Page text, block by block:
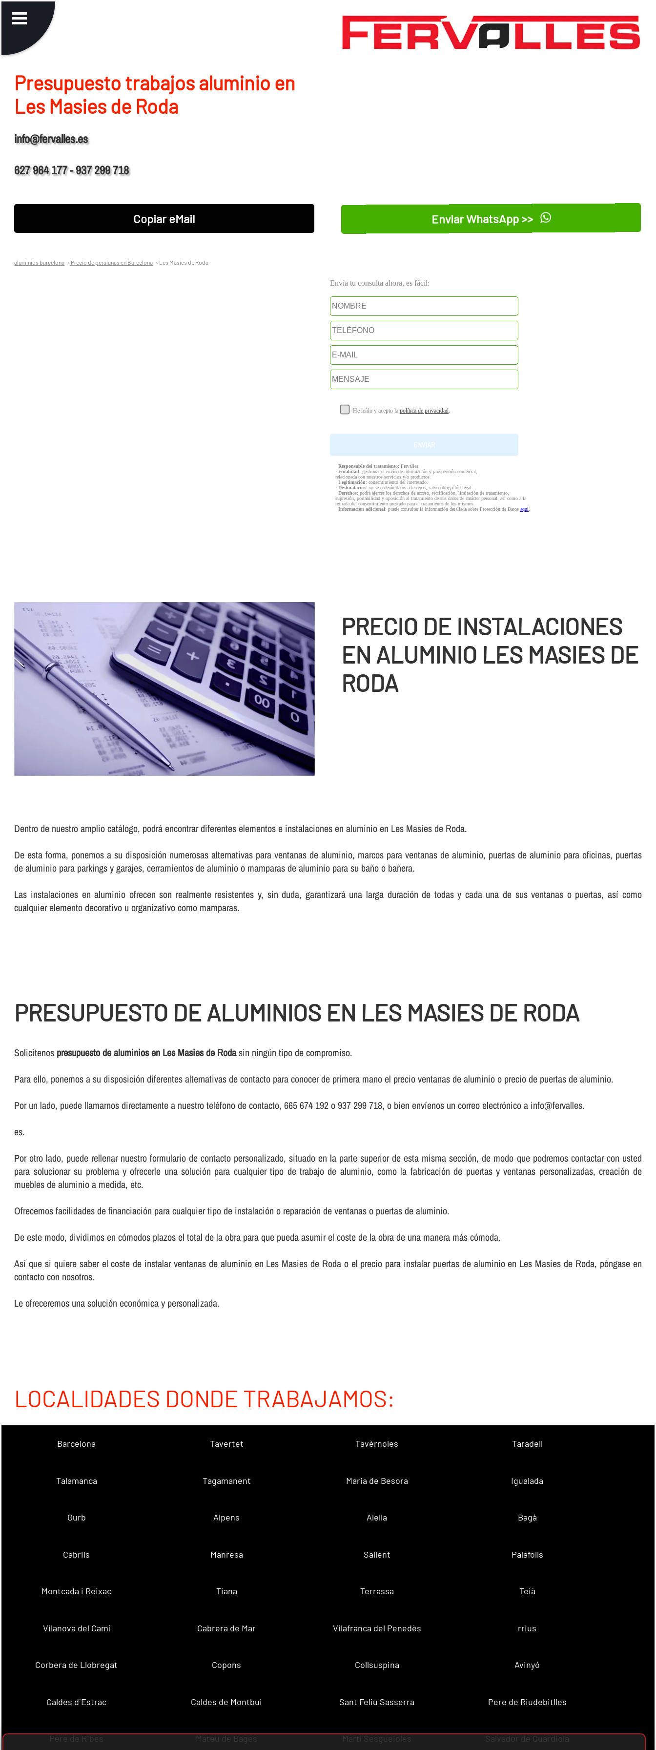
Presupuesto trabajos aluminio en
Les Masies de Roda
info@fervalles.es
627 964 177 - 937 299 718
Copiar eMail Enviar WhatsApp >>
aluminios barcelona Precio de persianas en Barcelona Les Masies de Roda
Envía tu consulta ahora, es fácil:
He leído y acepto la política de privacidad.
· Responsable del tratamiento: Fervalles
· Finalidad: gestionar el envío de información y prospección comercial,
relacionada con nuestros servicios y/o productos.
· Legitimación: consentimiento del interesado.
· Destinatarios: no se cederán datos a terceros, salvo obligación legal.
· Derechos: podrá ejercer los derechos de acceso, rectificación, limitación de tratamiento,
supresión, portabilidad y oposición al tratamiento de sus datos de carácter personal, así como a la
retirada del consentimiento prestado para el tratamiento de los mismos.
· Información adicional: puede consultar la información detallada sobre Protección de Datos aquí.
PRECIO DE INSTALACIONES
EN ALUMINIO LES MASIES DE
RODA
Dentro de nuestro amplio catálogo, podrá encontrar diferentes elementos e instalaciones en aluminio en Les Masies de Roda.
De esta forma, ponemos a su disposición numerosas alternativas para ventanas de aluminio, marcos para ventanas de aluminio, puertas de aluminio para oficinas, puertas
de aluminio para parkings y garajes, cerramientos de aluminio o mamparas de aluminio para su baño o bañera.
Las instalaciones en aluminio ofrecen son realmente resistentes y, sin duda, garantizará una larga duración de todas y cada una de sus ventanas o puertas, así­ como
cualquier elemento decorativo u organizativo como mamparas.
PRESUPUESTO DE ALUMINIOS EN LES MASIES DE RODA
Solicí­tenos presupuesto de aluminios en Les Masies de Rodasin ningún tipo de compromiso.
Para ello, ponemos a su disposición diferentes alternativas de contacto para conocer de primera mano el precio ventanas de aluminio o precio de puertas de aluminio.
Por un lado, puede llamarnos directamente a nuestro teléfono de contacto, 665 674 192 o 937 299 718, o bien enví­enos un correo electrónico a info@fervalles.
es.
Por otro lado, puede rellenar nuestro formulario de contacto personalizado, situado en la parte superior de esta misma sección, de modo que podremos contactar con usted
para solucionar su problema y ofrecerle una solución para cualquier tipo de trabajo de aluminio, como la fabricación de puertas y ventanas personalizadas, creación de
muebles de aluminio a medida, etc.
Ofrecemos facilidades de financiación para cualquier tipo de instalación o reparación de ventanas o puertas de aluminio.
De este modo, dividimos en cómodos plazos el total de la obra para que pueda asumir el coste de la obra de una manera más cómoda.
Así­ que si quiere saber el coste de instalar ventanas de aluminio en Les Masies de Roda o el precio para instalar puertas de aluminio en Les Masies de Roda, póngase en
contacto con nosotros.
Le ofreceremos una solución económica y personalizada.
LOCALIDADES DONDE TRABAJAMOS:
Barcelona Tavertet Tavèrnoles Taradell
Talamanca Tagamanent Maria de Besora Igualada
Gurb Alpens Alella Bagà
Cabrils Manresa Sallent Palafolls
Montcada i Reixac Tiana Terrassa Teià
Vilanova del Camí Cabrera de Mar Vilafranca del Penedès rrius
Corbera de Llobregat Copons Collsuspina Avinyó
Caldes d´Estrac Caldes de Montbui Sant Feliu Sasserra Pere de Riudebitlles
Pere de Ribes Mateu de Bages Martí Sesgueioles Salvador de Guardiola